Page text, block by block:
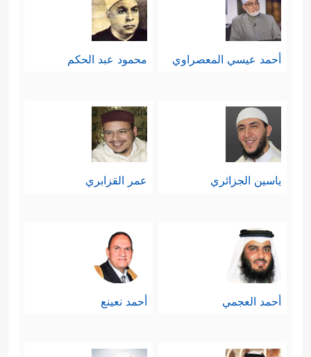
أحمد عيسي المعصراوي محمود عبد الحكم
ياسين الجزائري عمر القزابري
أحمد العجمي أحمد نعينع